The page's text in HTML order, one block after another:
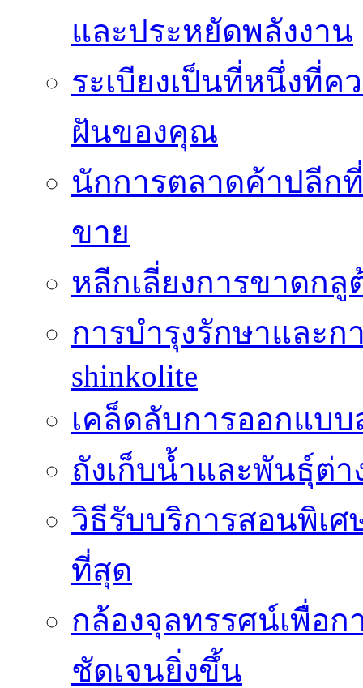
และประหยัดพลังงาน
ระเบียงเป็นที่หนึ่งที่ค
ฝันของคุณ
นักการตลาดค้าปลีก
ขาย
หลีกเลี่ยงการขาดก
การบำรุงรักษาและ
shinkolite
เคล็ดลับการออกแบ
ถังเก็บน้ำและพันธุ์ต่า
วิธีรับบริการสอนพิเ
ที่สุด
กล้องจุลทรรศน์เพื่อ
ชัดเจนยิ่งขึ้น